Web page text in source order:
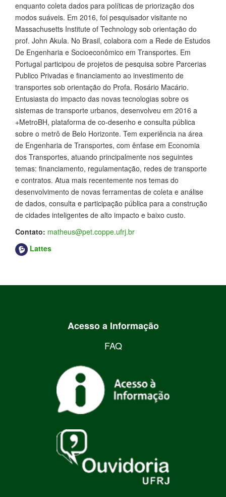
enquanto coleta dados para políticas de priorização dos
modos suáveis. Em 2016, foi pesquisador visitante no
Massachusetts Institute of Technology sob orientação do
prof. John Akula. No Brasil, colabora com a Rede de Estudos
De Engenharia e Socioeconômico em Transportes. Em
Portugal participou de projetos de pesquisa sobre Parcerias
Publico Privadas e financiamento ao investimento de
transportes sob orientação do Profa. Rosário Macário.
Entusiasta do impacto das novas tecnologias sobre os
sistemas de transporte urbanos, desenvolveu em 2016 a
+MetroBH, plataforma de co-desenho e consulta pública
sobre o metrô de Belo Horizonte. Tem experiência na área
de Engenharia de Transportes, com ênfase em Economia
dos Transportes, atuando principalmente nos seguintes
temas: financiamento, regulamentação, redes de transporte
e contratos. Atua mais recentemente nos temas do
desenvolvimento de novas ferramentas de coleta e análise
de dados, consulta e participação pública para a construção
de cidades inteligentes de alto impacto e baixo custo.
Contato: matheus@pet.coppe.ufrj.br
Lattes
Acesso a Informação
FAQ